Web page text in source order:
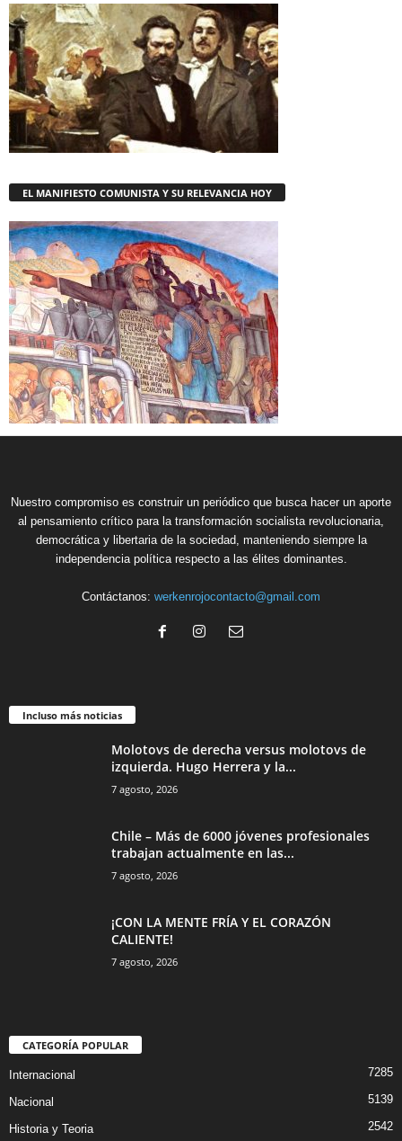
EL MANIFIESTO COMUNISTA Y SU RELEVANCIA HOY
Nuestro compromiso es construir un periódico que busca hacer un aporte
al pensamiento crítico para la transformación socialista revolucionaria,
democrática y libertaria de la sociedad, manteniendo siempre la
independencia política respecto a las élites dominantes.
Contáctanos: werkenrojocontacto@gmail.com
Incluso más noticias
Molotovs de derecha versus molotovs de
izquierda. Hugo Herrera y la...
7 agosto, 2026
Chile – Más de 6000 jóvenes profesionales
trabajan actualmente en las...
7 agosto, 2026
¡CON LA MENTE FRÍA Y EL CORAZÓN
CALIENTE!
7 agosto, 2026
CATEGORÍA POPULAR
Internacional 7285
Nacional 5139
Historia y Teoria 2542